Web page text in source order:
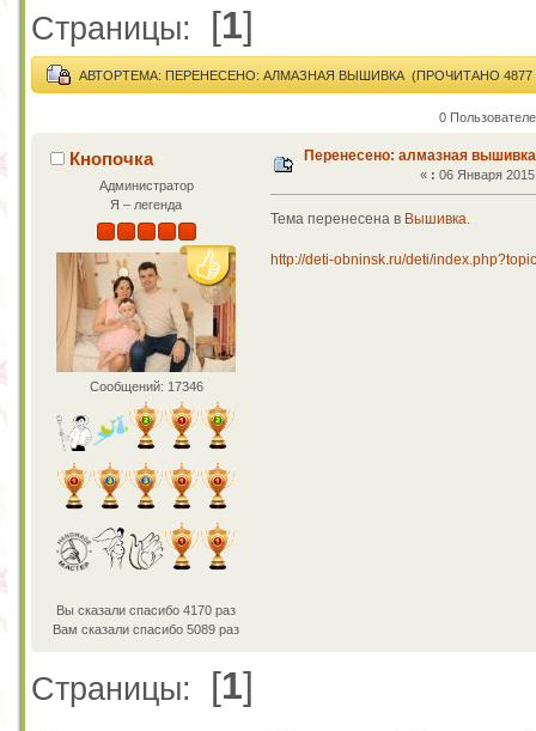
Страницы: [1]
АВТОРТЕМА: ПЕРЕНЕСЕНО: АЛМАЗНАЯ ВЫШИВКА (ПРОЧИТАНО 4877
0
Кнопочка
Администратор
Я – легенда
Сообщений: 17346
Вы сказали спасибо 4170 раз
Вам сказали спасибо 5089 раз
Перенесено: алмазная вышивка
« : 06 Января
Тема перенесена в Вышивка.
http://deti-obninsk.ru/deti/
Страницы: [1]